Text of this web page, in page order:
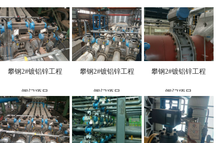
攀钢2#镀铝锌工程
阀门项目
攀钢2#镀铝锌工程
阀门项目
攀钢2#镀铝锌工程
阀门项目